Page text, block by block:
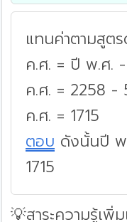
แทนค่าตามสูต
ค.ศ. = ปี พ.ศ.
ค.ศ. = 2258 -
ค.ศ. = 1715
ตอบ ดังนั้นปี
1715
💡สาระความรู้เพิ่